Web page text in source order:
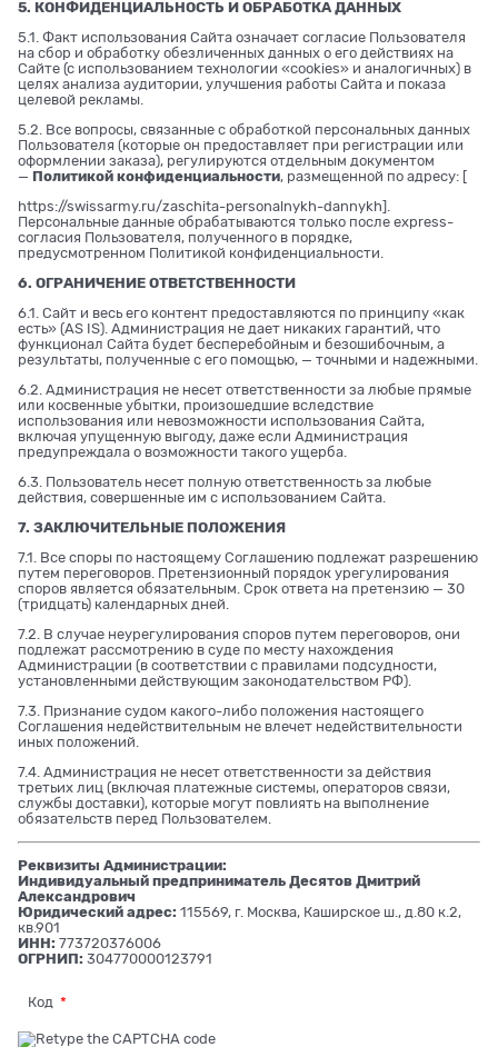
5. КОНФИДЕНЦИАЛЬНОСТЬ И ОБРАБОТКА ДАННЫХ
5.1. Факт использования Сайта означает согласие Пользователя
на сбор и обработку обезличенных данных о его действиях на
Сайте (с использованием технологии «cookies» и аналогичных) в
целях анализа аудитории, улучшения работы Сайта и показа
целевой рекламы.
5.2. Все вопросы, связанные с обработкой персональных данных
Пользователя (которые он предоставляет при регистрации или
оформлении заказа), регулируются отдельным документом
— Политикой конфиденциальности, размещенной по адресу: [
https://swissarmy.ru/zaschita-personalnykh-dannykh].
Персональные данные обрабатываются только после express-
согласия Пользователя, полученного в порядке,
предусмотренном Политикой конфиденциальности.
6. ОГРАНИЧЕНИЕ ОТВЕТСТВЕННОСТИ
6.1. Сайт и весь его контент предоставляются по принципу «как
есть» (AS IS). Администрация не дает никаких гарантий, что
функционал Сайта будет бесперебойным и безошибочным, а
результаты, полученные с его помощью, — точными и надежными.
6.2. Администрация не несет ответственности за любые прямые
или косвенные убытки, произошедшие вследствие
использования или невозможности использования Сайта,
включая упущенную выгоду, даже если Администрация
предупреждала о возможности такого ущерба.
6.3. Пользователь несет полную ответственность за любые
действия, совершенные им с использованием Сайта.
7. ЗАКЛЮЧИТЕЛЬНЫЕ ПОЛОЖЕНИЯ
7.1. Все споры по настоящему Соглашению подлежат разрешению
путем переговоров. Претензионный порядок урегулирования
споров является обязательным. Срок ответа на претензию — 30
(тридцать) календарных дней.
7.2. В случае неурегулирования споров путем переговоров, они
подлежат рассмотрению в суде по месту нахождения
Администрации (в соответствии с правилами подсудности,
установленными действующим законодательством РФ).
7.3. Признание судом какого-либо положения настоящего
Соглашения недействительным не влечет недействительности
иных положений.
7.4. Администрация не несет ответственности за действия
третьих лиц (включая платежные системы, операторов связи,
службы доставки), которые могут повлиять на выполнение
обязательств перед Пользователем.
Реквизиты Администрации:
Индивидуальный предприниматель Десятов Дмитрий
Александрович
Юридический адрес: 115569, г. Москва, Каширское ш., д.80 к.2,
кв.901
ИНН: 773720376006
ОГРНИП: 304770000123791
Код